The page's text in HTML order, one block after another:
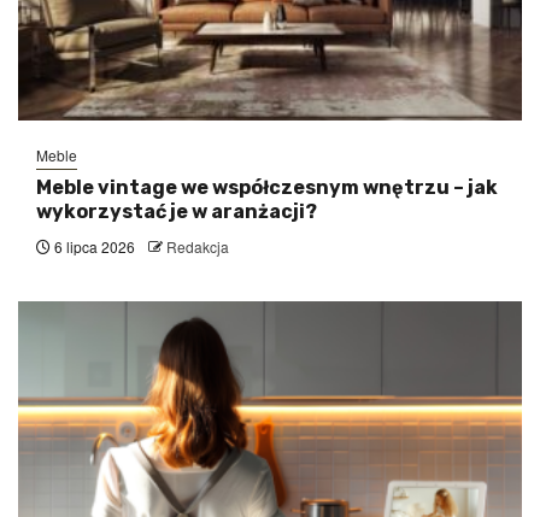
Meble
Meble vintage we współczesnym wnętrzu – jak
wykorzystać je w aranżacji?
6 lipca 2026 Redakcja